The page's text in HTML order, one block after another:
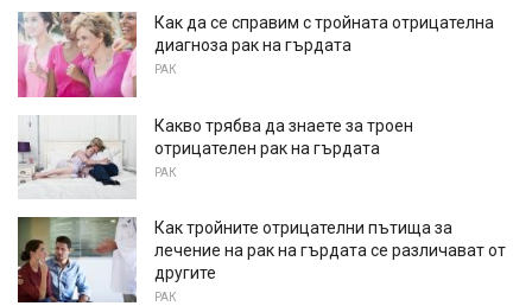
Как да се справим с тройната отрицателна
диагноза рак на гърдата
РАК
Какво трябва да знаете за троен
отрицателен рак на гърдата
РАК
Как тройните отрицателни пътища за
лечение на рак на гърдата се различават от
другите
РАК